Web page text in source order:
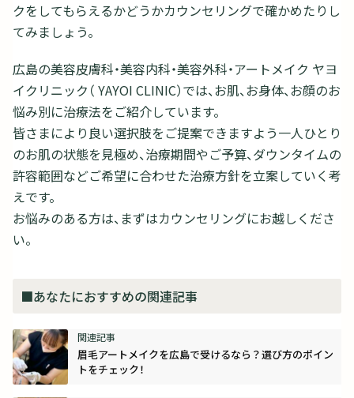
クをしてもらえるかどうかカウンセリングで確かめたりし
てみましょう。
広島の美容皮膚科・美容内科・美容外科・アートメイク ヤヨ
イクリニック（ YAYOI CLINIC）では、お肌、お身体、お顔のお
悩み別に治療法をご紹介しています。
皆さまにより良い選択肢をご提案できますよう一人ひとり
のお肌の状態を見極め、治療期間やご予算、ダウンタイムの
許容範囲などご希望に合わせた治療方針を立案していく考
えです。
お悩みのある方は、まずはカウンセリングにお越しくださ
い。
■あなたにおすすめの関連記事
眉毛アートメイクを広島で受けるなら？選び方のポイン
トをチェック！